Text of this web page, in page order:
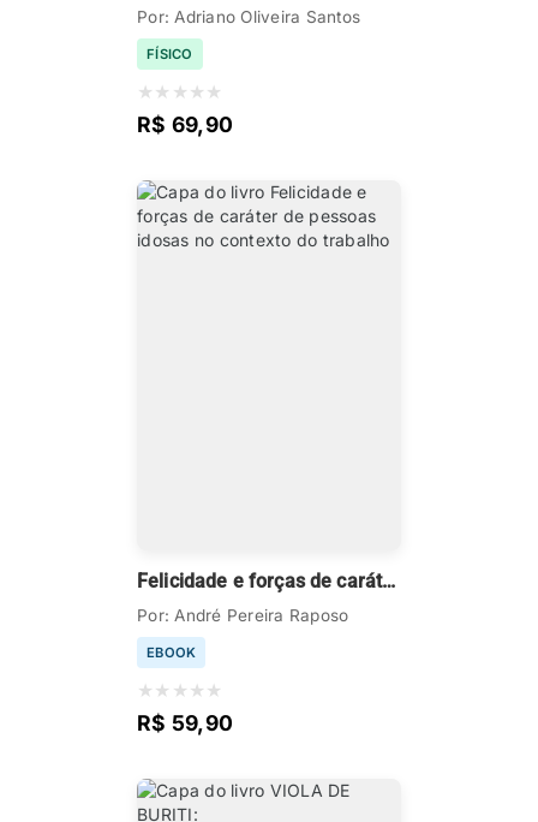
Por: Adriano Oliveira Santos
FÍSICO
★ ★ ★ ★ ★
R$ 69,90
Felicidade e forças de caráter de pessoas idosas no contexto do trabalho
Por: André Pereira Raposo
EBOOK
★ ★ ★ ★ ★
R$ 59,90